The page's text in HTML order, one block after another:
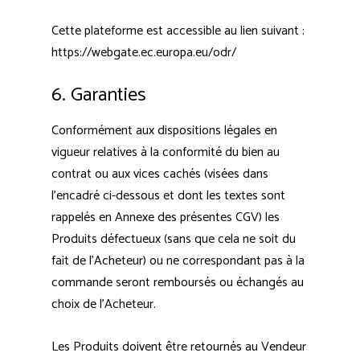
Cette plateforme est accessible au lien suivant :
https://webgate.ec.europa.eu/odr/
6. Garanties
Conformément aux dispositions légales en
vigueur relatives à la conformité du bien au
contrat ou aux vices cachés (visées dans
l’encadré ci-dessous et dont les textes sont
rappelés en Annexe des présentes CGV) les
Produits défectueux (sans que cela ne soit du
fait de l’Acheteur) ou ne correspondant pas à la
commande seront remboursés ou échangés au
choix de l’Acheteur.
Les Produits doivent être retournés au Vendeur